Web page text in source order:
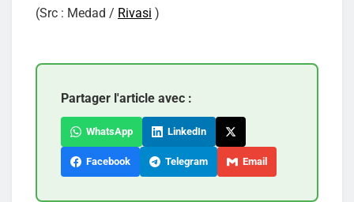
(Src : Medad / Rivasi )
Partager l'article avec :
WhatsApp LinkedIn
Facebook Telegram Email